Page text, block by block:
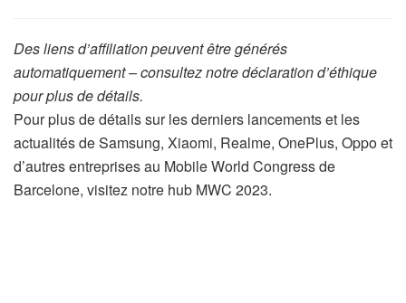
Des liens d’affiliation peuvent être générés
automatiquement – consultez notre déclaration d’éthique
pour plus de détails.
Pour plus de détails sur les derniers lancements et les
actualités de Samsung, Xiaomi, Realme, OnePlus, Oppo et
d’autres entreprises au Mobile World Congress de
Barcelone, visitez notre hub MWC 2023.